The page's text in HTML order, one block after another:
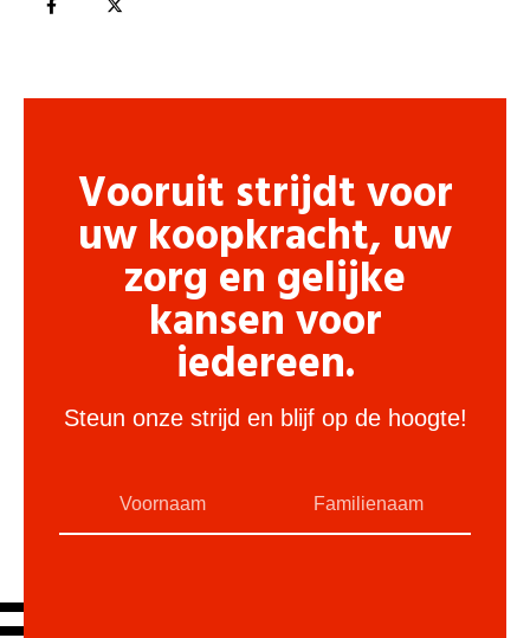
Vooruit strijdt voor
uw koopkracht, uw
zorg en gelijke
kansen voor
iedereen.
Steun onze strijd en blijf op de hoogte!